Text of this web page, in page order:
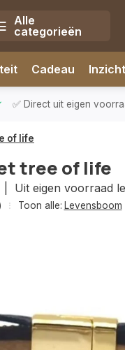
Alle
categorieën
Cadeau
✅ Direct uit eigen
of life
tree of life
| Uit eigen voorraad
Toon alle: Levensboom